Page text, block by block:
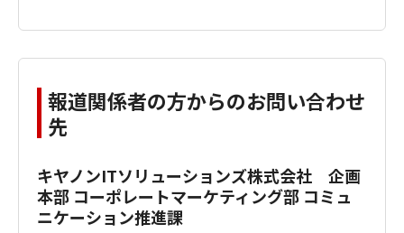
報道関係者の方からのお問い合わせ
先
キヤノンITソリューションズ株式会社 企画
本部 コーポレートマーケティング部 コミュ
ニケーション推進課